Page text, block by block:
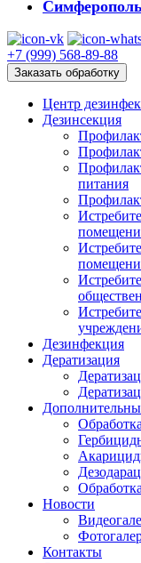
Симферополь
+7 (999) 568-89-88
Заказать обработку
Центр
Дезинсекция
питания
Дезинфекция
Дератизация
Новости
Контакты